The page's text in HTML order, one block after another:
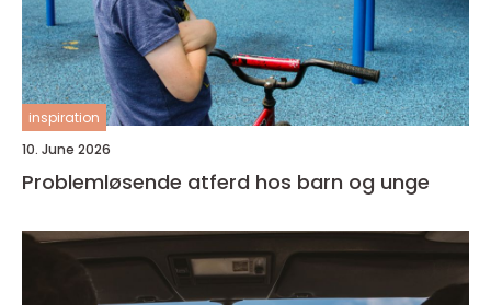
inspiration
10. June 2026
Problemløsende atferd hos barn og unge